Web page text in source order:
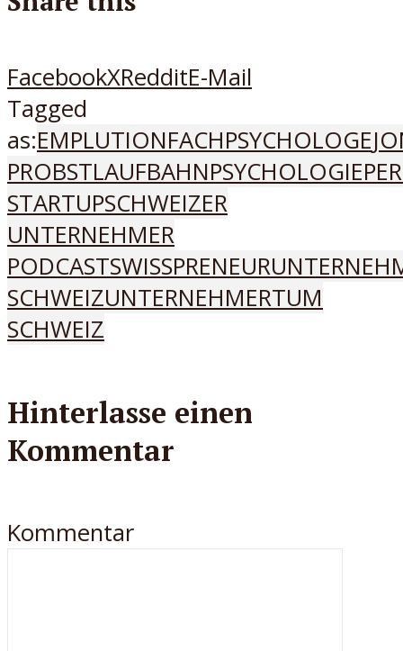
FacebookXRedditE-Mail
Tagged
as:EMPLUTIONFACHPSYCHOLOGE
PROBSTLAUFBAHNPSYCHOLOGIE
STARTUPSCHWEIZER
UNTERNEHMER
PODCASTSWISSPRENEUR
SCHWEIZUNTERNEHMERTUM
SCHWEIZ
Hinterlasse einen
Kommentar
Kommentar